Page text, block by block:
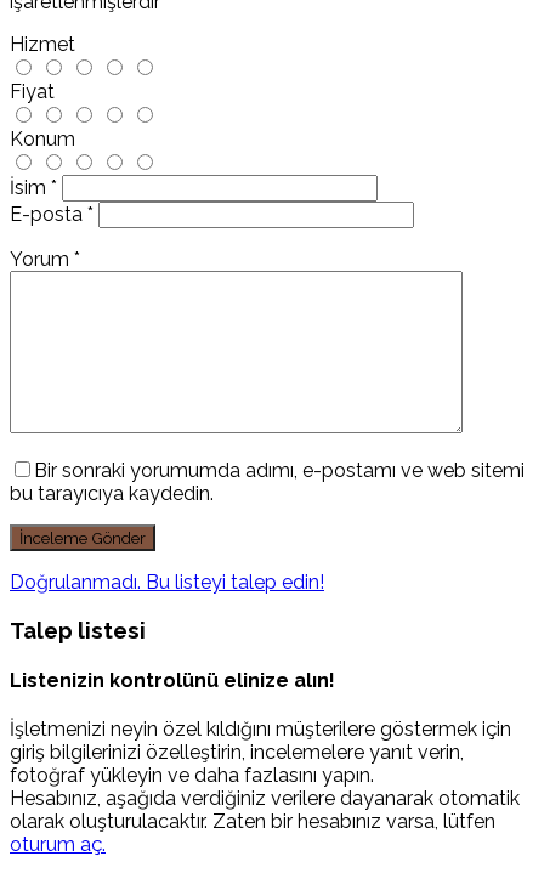
Hizmet
Fiyat
Konum
İsim *
E-posta *
Yorum *
Bir sonraki yorumumda adımı, e-postamı ve web sitemi
bu tarayıcıya kaydedin.
Doğrulanmadı. Bu listeyi talep edin!
Talep listesi
Listenizin kontrolünü elinize alın!
İşletmenizi neyin özel kıldığını müşterilere göstermek için
giriş bilgilerinizi özelleştirin, incelemelere yanıt verin,
fotoğraf yükleyin ve daha fazlasını yapın.
Hesabınız, aşağıda verdiğiniz verilere dayanarak otomatik
olarak oluşturulacaktır. Zaten bir hesabınız varsa, lütfen
oturum aç.